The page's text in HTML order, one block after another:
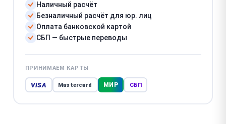
Наличный расчёт
Безналичный расчёт для юр. лиц
Оплата банковской картой
СБП — быстрые переводы
ПРИНИМАЕМ КАРТЫ
VISA Mastercard МИР СБП